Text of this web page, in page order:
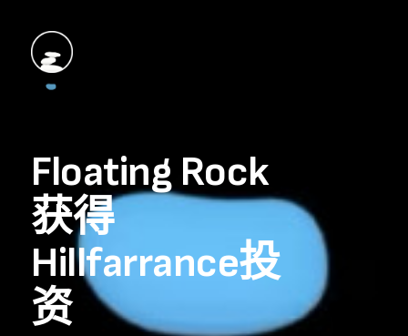
Floating Rock
获得
Hillfarrance投
资